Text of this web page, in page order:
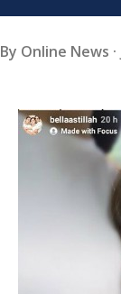
By Online News